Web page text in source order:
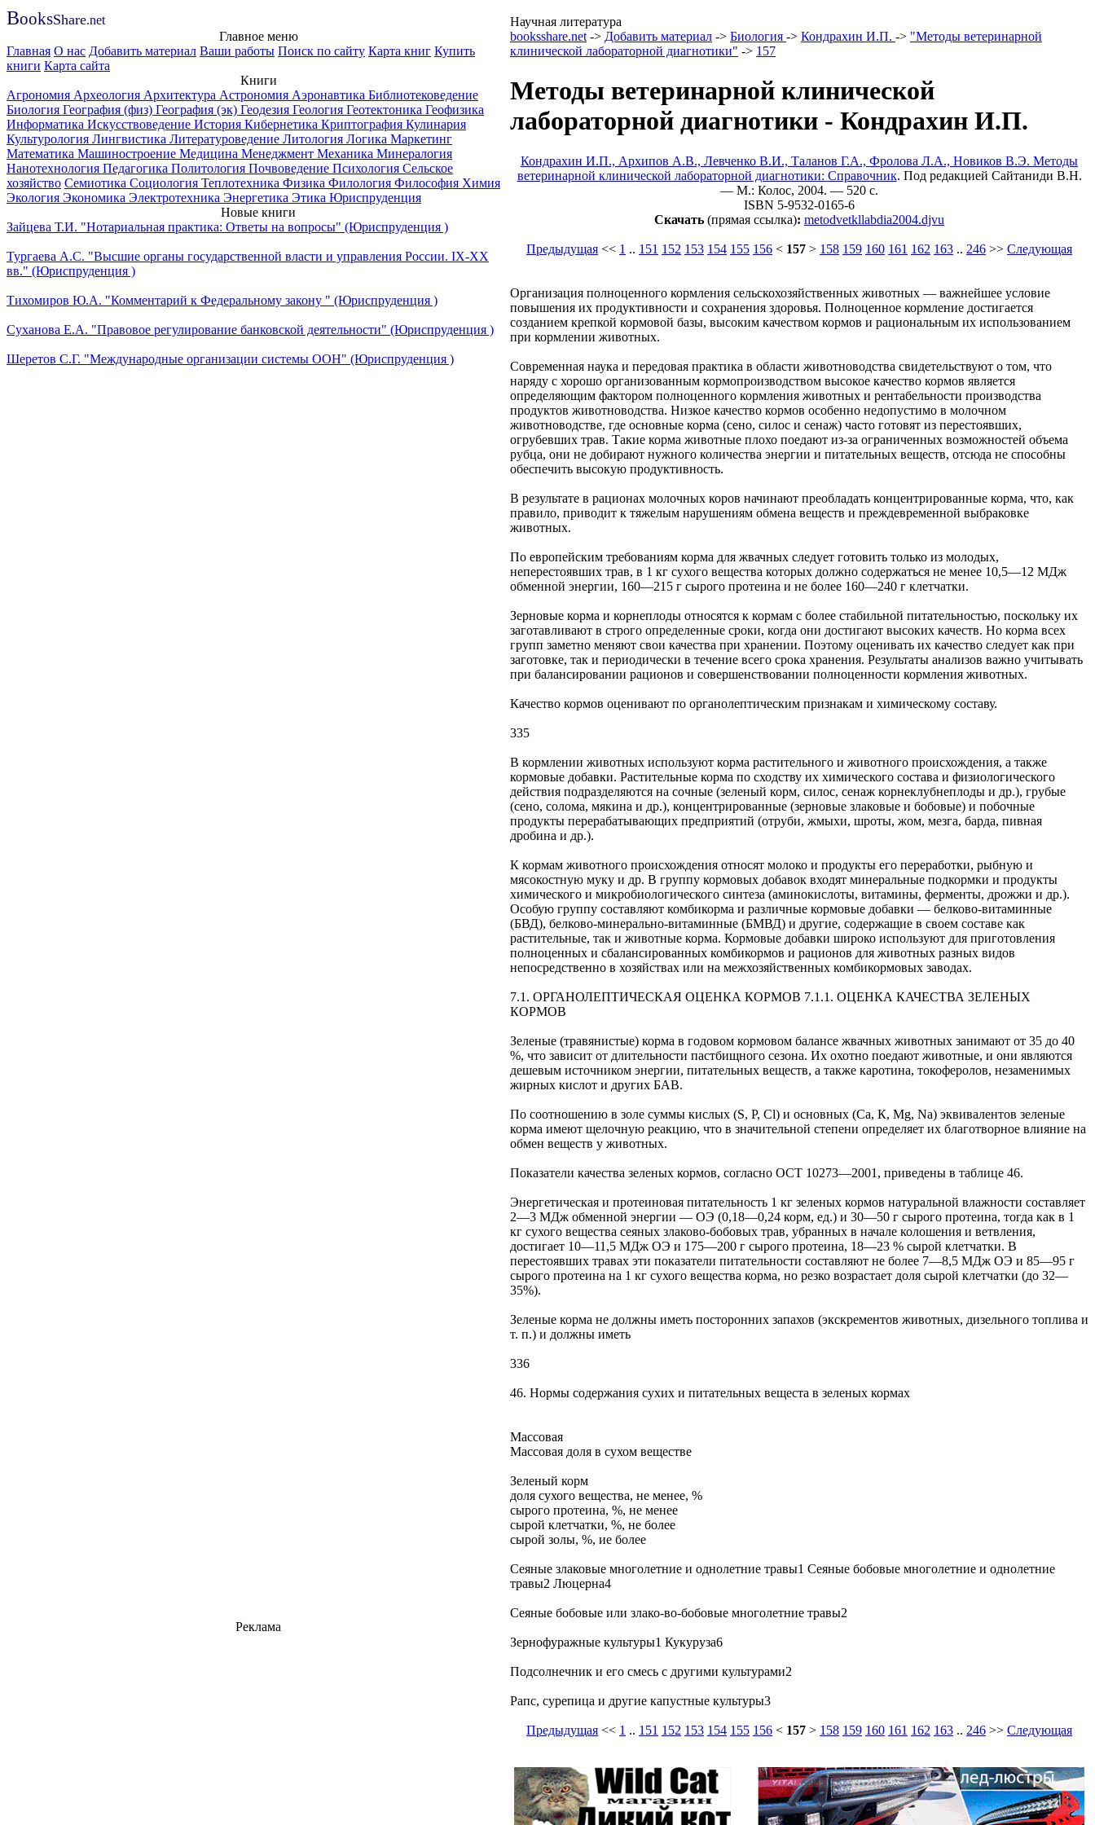
BooksShare.net
Научная литература
Главное меню
Главная О нас Добавить материал Ваши работы Поиск по сайту Карта книг Купить
книги Карта сайта
Книги
Агрономия Археология Архитектура Астрономия Аэронавтика Библиотековедение
Биология География (физ) География (эк) Геодезия Геология Геотектоника Геофизика
Информатика Искусствоведение История Кибернетика Криптография Кулинария
Культурология Лингвистика Литературоведение Литология Логика Маркетинг
Математика Машиностроение Медицина Менеджмент Механика Минералогия
Нанотехнология Педагогика Политология Почвоведение Психология Сельское
хозяйство Семиотика Социология Теплотехника Физика Филология Философия Химия
Экология Экономика Электротехника Энергетика Этика Юриспруденция
Новые книги
Зайцева Т.И. "Нотариальная практика: Ответы на вопросы" (Юриспруденция )
Тургаева А.С. "Высшие органы государственной власти и управления России. IХ-ХХ
вв." (Юриспруденция )
Тихомиров Ю.А. "Комментарий к Федеральному закону " (Юриспруденция )
Суханова Е.А. "Правовое регулирование банковской деятельности" (Юриспруденция )
Шеретов С.Г. "Международные организации системы ООН" (Юриспруденция )
booksshare.net -> Добавить материал -> Биология -> Кондрахин И.П. -> "Методы ветеринарной
клинической лабораторной диагнотики" -> 157
Методы ветеринарной клинической
лабораторной диагнотики - Кондрахин И.П.
Кондрахин И.П., Архипов А.В., Левченко В.И., Таланов Г.А., Фролова Л.А., Новиков В.Э. Методы
ветеринарной клинической лабораторной диагнотики: Справочник. Под редакцией Сайтаниди В.Н.
— М.: Колос, 2004. — 520 c.
ISBN 5-9532-0165-6
Скачать (прямая ссылка): metodvetkllabdia2004.djvu
Предыдущая << 1 .. 151 152 153 154 155 156 < 157 > 158 159 160 161 162 163 .. 246 >> Следующая
Организация полноценного кормления сельскохозяйственных животных — важнейшее условие
повышения их продуктивности и сохранения здоровья. Полноценное кормление достигается
созданием крепкой кормовой базы, высоким качеством кормов и рациональным их использованием
при кормлении животных.
Современная наука и передовая практика в области животноводства свидетельствуют о том, что
наряду с хорошо организованным кормопроизводством высокое качество кормов является
определяющим фактором полноценного кормления животных и рентабельности производства
продуктов животноводства. Низкое качество кормов особенно недопустимо в молочном
животноводстве, где основные корма (сено, силос и сенаж) часто готовят из перестоявших,
огрубевших трав. Такие корма животные плохо поедают из-за ограниченных возможностей объема
рубца, они не добирают нужного количества энергии и питательных веществ, отсюда не способны
обеспечить высокую продуктивность.
В результате в рационах молочных коров начинают преобладать концентрированные корма, что, как
правило, приводит к тяжелым нарушениям обмена веществ и преждевременной выбраковке
животных.
По европейским требованиям корма для жвачных следует готовить только из молодых,
неперестоявших трав, в 1 кг сухого вещества которых должно содержаться не менее 10,5—12 МДж
обменной энергии, 160—215 г сырого протеина и не более 160—240 г клетчатки.
Зерновые корма и корнеплоды относятся к кормам с более стабильной питательностью, поскольку их
заготавливают в строго определенные сроки, когда они достигают высоких качеств. Но корма всех
групп заметно меняют свои качества при хранении. Поэтому оценивать их качество следует как при
заготовке, так и периодически в течение всего срока хранения. Результаты анализов важно учитывать
при балансировании рационов и совершенствовании полноценности кормления животных.
Качество кормов оценивают по органолептическим признакам и химическому составу.
335
В кормлении животных используют корма растительного и животного происхождения, а также
кормовые добавки. Растительные корма по сходству их химического состава и физиологического
действия подразделяются на сочные (зеленый корм, силос, сенаж корнеклубнеплоды и др.), грубые
(сено, солома, мякина и др.), концентрированные (зерновые злаковые и бобовые) и побочные
продукты перерабатывающих предприятий (отруби, жмыхи, шроты, жом, мезга, барда, пивная
дробина и др.).
К кормам животного происхождения относят молоко и продукты его переработки, рыбную и
мясокостную муку и др. В группу кормовых добавок входят минеральные подкормки и продукты
химического и микробиологического синтеза (аминокислоты, витамины, ферменты, дрожжи и др.).
Особую группу составляют комбикорма и различные кормовые добавки — белково-витаминные
(БВД), белково-минерально-витаминные (БМВД) и другие, содержащие в своем составе как
растительные, так и животные корма. Кормовые добавки широко используют для приготовления
полноценных и сбалансированных комбикормов и рационов для животных разных видов
непосредственно в хозяйствах или на межхозяйственных комбикормовых заводах.
7.1. ОРГАНОЛЕПТИЧЕСКАЯ ОЦЕНКА КОРМОВ 7.1.1. ОЦЕНКА КАЧЕСТВА ЗЕЛЕНЫХ
КОРМОВ
Зеленые (травянистые) корма в годовом кормовом балансе жвачных животных занимают от 35 до 40
%, что зависит от длительности пастбищного сезона. Их охотно поедают животные, и они являются
дешевым источником энергии, питательных веществ, а также каротина, токоферолов, незаменимых
жирных кислот и других БАВ.
По соотношению в золе суммы кислых (S, Р, Cl) и основных (Ca, К, Mg, Na) эквивалентов зеленые
корма имеют щелочную реакцию, что в значительной степени определяет их благотворное влияние на
обмен веществ у животных.
Показатели качества зеленых кормов, согласно ОСТ 10273—2001, приведены в таблице 46.
Энергетическая и протеиновая питательность 1 кг зеленых кормов натуральной влажности составляет
2—3 МДж обменной энергии — ОЭ (0,18—0,24 корм, ед.) и 30—50 г сырого протеина, тогда как в 1
кг сухого вещества сеяных злаково-бобовых трав, убранных в начале колошения и ветвления,
достигает 10—11,5 МДж ОЭ и 175—200 г сырого протеина, 18—23 % сырой клетчатки. В
перестоявших травах эти показатели питательности составляют не более 7—8,5 МДж ОЭ и 85—95 г
сырого протеина на 1 кг сухого вещества корма, но резко возрастает доля сырой клетчатки (до 32—
35%).
Зеленые корма не должны иметь посторонних запахов (экскрементов животных, дизельного топлива и
т. п.) и должны иметь
336
46. Нормы содержания сухих и питательных вещеста в зеленых кормах
Массовая
Массовая доля в сухом веществе
Зеленый корм
доля сухого вещества, не менее, %
сырого протеина, %, не менее
сырой клетчатки, %, не более
сырой золы, %, ие более
Сеяные злаковые многолетние и однолетние травы1 Сеяные бобовые многолетние и однолетние
травы2 Люцерна4
Сеяные бобовые или злако-во-бобовые многолетние травы2
Зернофуражные культуры1 Кукуруза6
Подсолнечник и его смесь с другими культурами2
Рапс, сурепица и другие капустные культуры3
Предыдущая << 1 .. 151 152 153 154 155 156 < 157 > 158 159 160 161 162 163 .. 246 >> Следующая
Реклама